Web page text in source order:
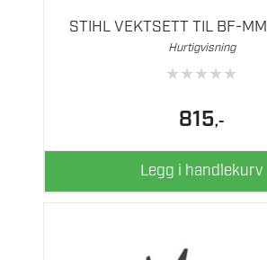
STIHL VEKTSETT TIL BF-
Hurtigvisning
★★★★★
815,-
Legg i handlekurv